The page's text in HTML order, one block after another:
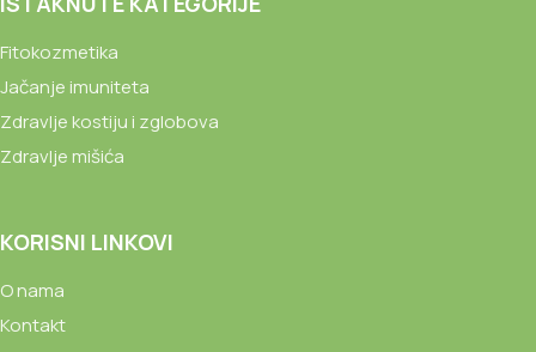
Fitokozmetika
Jačanje imuniteta
Zdravlje kostiju i zglobova
Zdravlje mišića
KORISNI LINKOVI
O nama
Kontakt